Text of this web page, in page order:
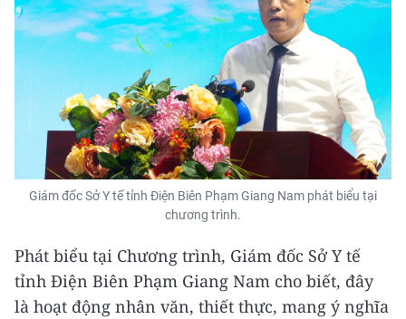
Giám đốc Sở Y tế tỉnh Điện Biên Phạm Giang Nam phát biểu tại
chương trình.
Phát biểu tại Chương trình, Giám đốc Sở Y tế
tỉnh Điện Biên Phạm Giang Nam cho biết, đây
là hoạt động nhân văn, thiết thực, mang ý nghĩa